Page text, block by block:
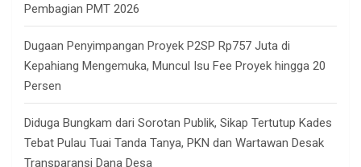
Pembagian PMT 2026
Dugaan Penyimpangan Proyek P2SP Rp757 Juta di
Kepahiang Mengemuka, Muncul Isu Fee Proyek hingga 20
Persen
Diduga Bungkam dari Sorotan Publik, Sikap Tertutup Kades
Tebat Pulau Tuai Tanda Tanya, PKN dan Wartawan Desak
Transparansi Dana Desa